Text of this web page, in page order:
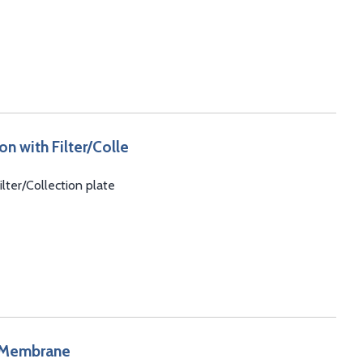
with Filter/Colle
Collection plate